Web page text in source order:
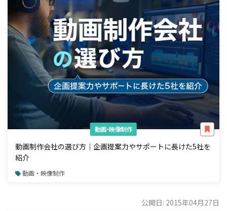
動画・映像制作
動画制作会社の選び方｜企画提案力やサポートに長けた5社を
紹介
動画・映像制作
公開日: 2015年04月27日